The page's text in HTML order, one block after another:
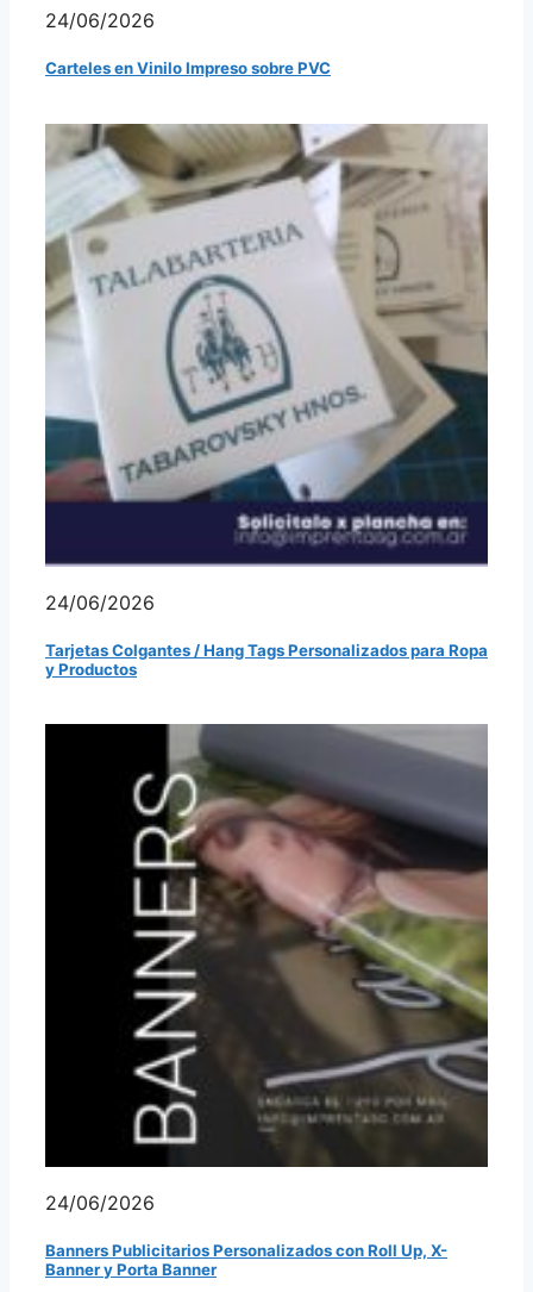
24/06/2026
Carteles en Vinilo Impreso sobre PVC
24/06/2026
Tarjetas Colgantes / Hang Tags Personalizados para Ropa
y Productos
24/06/2026
Banners Publicitarios Personalizados con Roll Up, X-
Banner y Porta Banner